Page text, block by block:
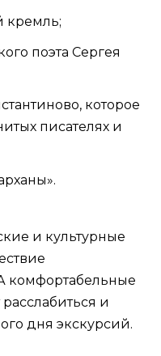
кремль;
поэта Сергея
которое
писателях и
и культурные
комфортабельные
и
дня экскурсий.